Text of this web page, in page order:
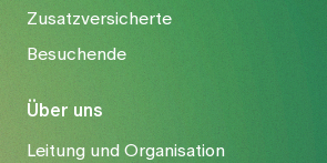
Zusatzversicherte
Besuchende
Über uns
Leitung und Organisation